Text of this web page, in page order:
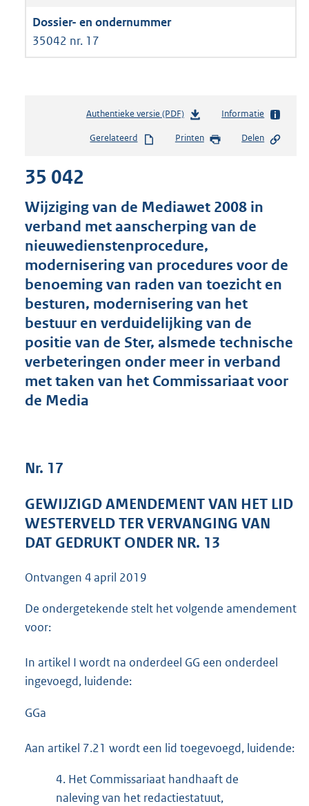
35042 nr. 17
Authentieke versie (PDF)b
s
s
g
r
o
t
t
e
:
3
7
b
Informatie
Gerelateerd Printen Delen
35 042
Wijziging van de Mediawet 2008 in
verband met aanscherping van de
nieuwedienstenprocedure,
modernisering van procedures voor de
benoeming van raden van toezicht en
besturen, modernisering van het
bestuur en verduidelijking van de
positie van de Ster, alsmede technische
verbeteringen onder meer in verband
met taken van het Commissariaat voor
de Media
Nr. 17
GEWIJZIGD AMENDEMENT VAN HET LID
WESTERVELD TER VERVANGING VAN
DAT GEDRUKT ONDER NR. 13
Ontvangen 4 april 2019
De ondergetekende stelt het volgende amendement
voor:
In artikel I wordt na onderdeel GG een onderdeel
ingevoegd, luidende:
GGa
Aan artikel 7.21 wordt een lid toegevoegd, luidende:
4. Het Commissariaat handhaaft de
naleving van het redactiestatuut,